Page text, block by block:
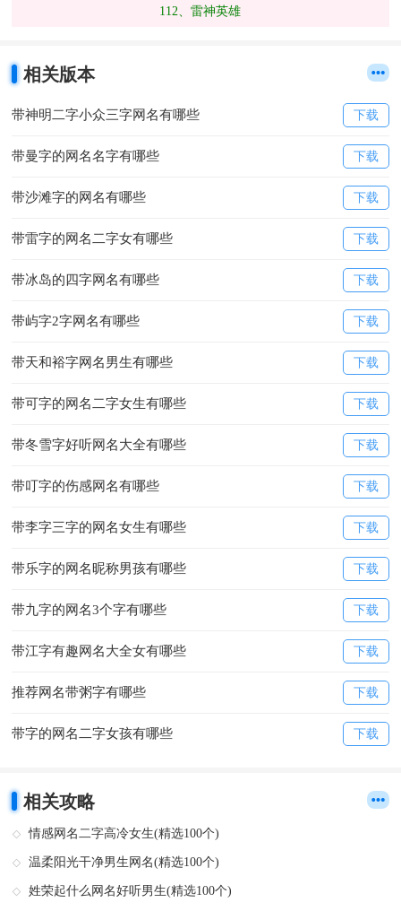
112、雷神英雄
相关版本
带神明二字小众三字网名有哪些 下载
带曼字的网名名字有哪些 下载
带沙滩字的网名有哪些 下载
带雷字的网名二字女有哪些 下载
带冰岛的四字网名有哪些 下载
带屿字2字网名有哪些 下载
带天和裕字网名男生有哪些 下载
带可字的网名二字女生有哪些 下载
带冬雪字好听网名大全有哪些 下载
带叮字的伤感网名有哪些 下载
带李字三字的网名女生有哪些 下载
带乐字的网名昵称男孩有哪些 下载
带九字的网名3个字有哪些 下载
带江字有趣网名大全女有哪些 下载
推荐网名带粥字有哪些 下载
带字的网名二字女孩有哪些 下载
相关攻略
情感网名二字高冷女生(精选100个)
温柔阳光干净男生网名(精选100个)
姓荣起什么网名好听男生(精选100个)